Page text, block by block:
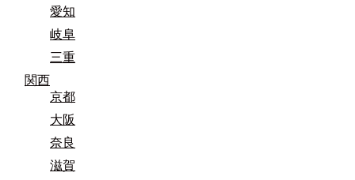
愛知
岐阜
三重
関西
京都
大阪
奈良
滋賀